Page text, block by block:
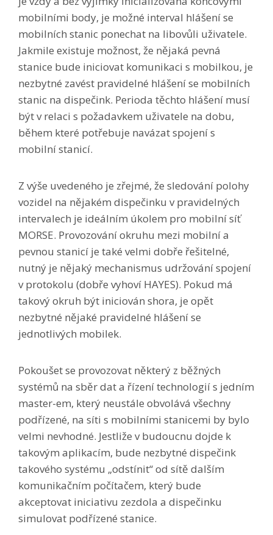
mobilními body, je možné interval hlášení se
mobilních stanic ponechat na libovůli uživatele.
Jakmile existuje možnost, že nějaká pevná
stanice bude iniciovat komunikaci s mobilkou, je
nezbytné zavést pravidelné hlášení se mobilních
stanic na dispečink. Perioda těchto hlášení musí
být v relaci s požadavkem uživatele na dobu,
během které potřebuje navázat spojení s
mobilní stanicí.
Z výše uvedeného je zřejmé, že sledování polohy
vozidel na nějakém dispečinku v pravidelných
intervalech je ideálním úkolem pro mobilní síť
MORSE. Provozování okruhu mezi mobilní a
pevnou stanicí je také velmi dobře řešitelné,
nutný je nějaký mechanismus udržování spojení
v protokolu (dobře vyhoví HAYES). Pokud má
takový okruh být iniciován shora, je opět
nezbytné nějaké pravidelné hlášení se
jednotlivých mobilek.
Pokoušet se provozovat některý z běžných
systémů na sběr dat a řízení technologií s jedním
master-em, který neustále obvolává všechny
podřízené, na síti s mobilními stanicemi by bylo
velmi nevhodné. Jestliže v budoucnu dojde k
takovým aplikacím, bude nezbytné dispečink
takového systému „odstínit“ od sítě dalším
komunikačním počítačem, který bude
akceptovat iniciativu zezdola a dispečinku
simulovat podřízené stanice.